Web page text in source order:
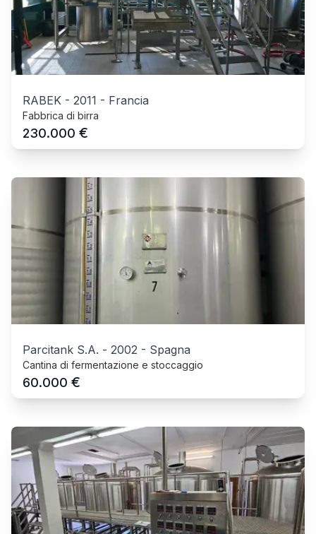
RABEK - 2011 - Francia
Fabbrica di birra
230.000 €
Parcitank S.A. - 2002 - Spagna
Cantina di fermentazione e stoccaggio
60.000 €